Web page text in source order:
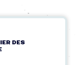
DES